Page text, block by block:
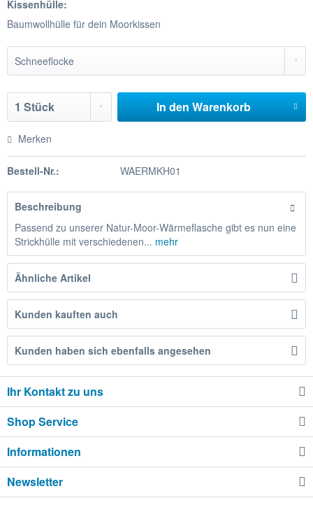
Kissenhülle:
Baumwollhülle für dein Moorkissen
In den Warenkorb
Merken
Bestell-Nr.: WAERMKH01
Beschreibung
Passend zu unserer Natur-Moor-Wärmeflasche gibt es nun eine
Strickhülle mit verschiedenen... mehr
Ähnliche Artikel
Kunden kauften auch
Kunden haben sich ebenfalls angesehen
Ihr Kontakt zu uns
Shop Service
Informationen
Newsletter